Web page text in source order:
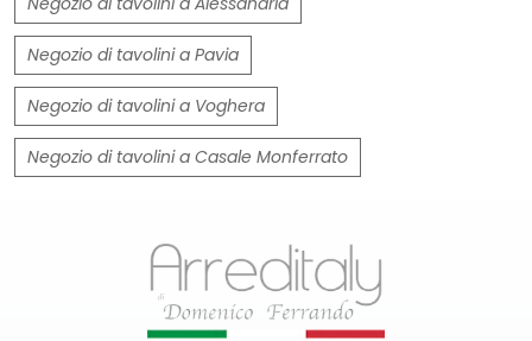
Negozio di tavolini a Pavia
Negozio di tavolini a Voghera
Negozio di tavolini a Casale Monferrato